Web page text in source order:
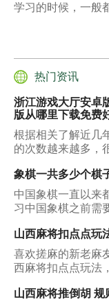
学习的时候，一般
都做的比较专业，
效果。热门资讯
浙江游戏大厅安卓
版从哪里下载免费
根据相关了解近几
的次数越来越多，
够被玩家多次选择
象棋一共多少个棋
中国象棋一直以来
习中国象棋之前需
得不错的成绩，把
山西麻将扣点点玩
喜欢搓麻的新老麻
西麻将扣点点玩法
的伙伴们，几乎都
山西麻将推倒胡 规